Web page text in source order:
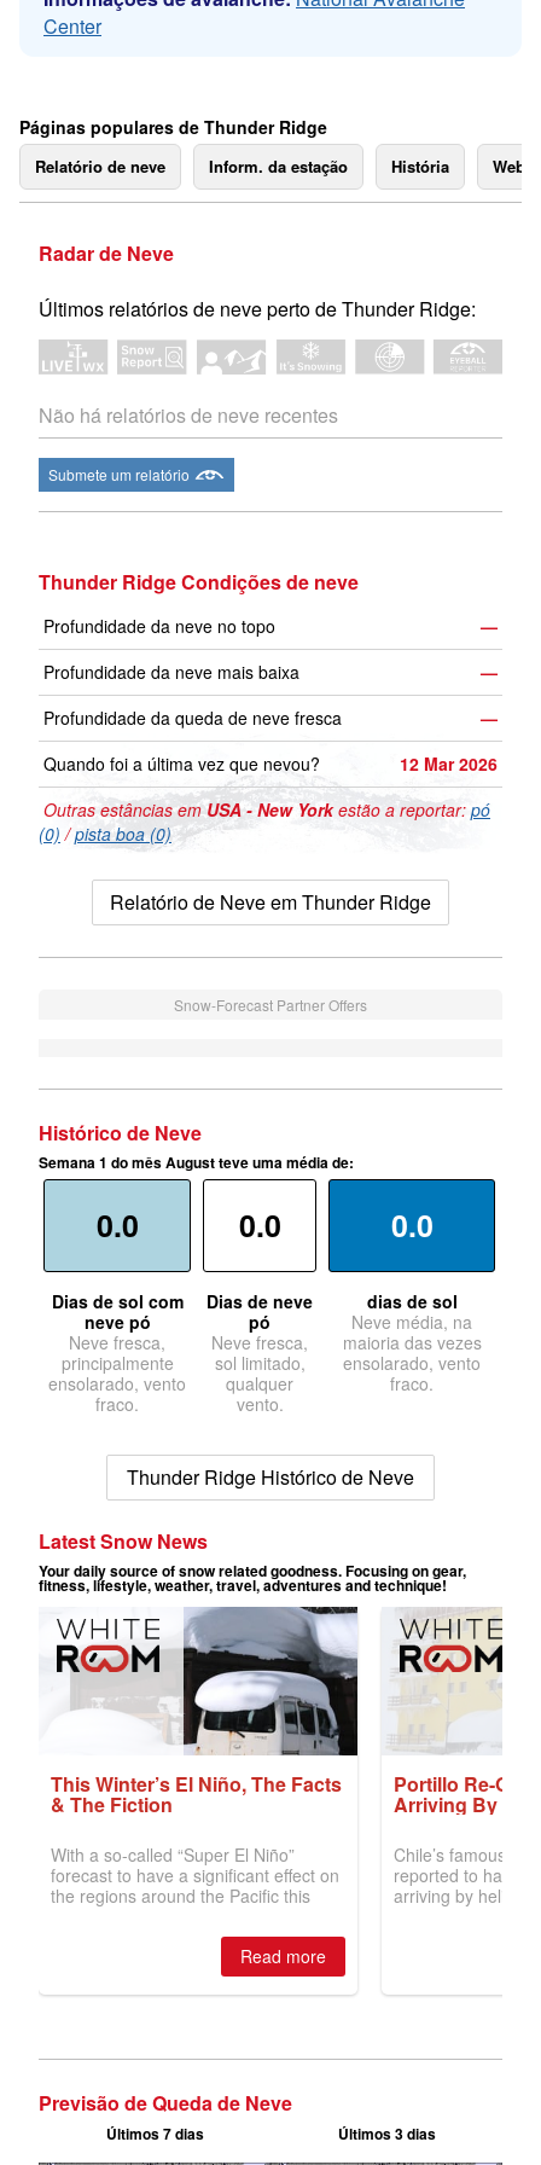
Center
Páginas populares de Thunder Ridge
Relatório de neve Inform. da estação História
Radar de Neve
Últimos relatórios de neve perto de Thunder Ridge:
Não há relatórios de neve recentes
Submete um relatório
Thunder Ridge Condições de neve
Profundidade da neve no topo
—
Profundidade da neve mais baixa
—
Profundidade da queda de neve fresca
—
Quando foi a última vez que nevou?
12 Mar 2026
Outras estâncias emUSA - New Yorkestão a reportar: pó
(0) /pista boa (0)
Relatório de Neve em Thunder Ridge
Snow-Forecast Partner Offers
Histórico de Neve
Semana 1 do mês August teve uma média de:
0.0
Dias de sol com
neve pó
Neve fresca,
principalmente
ensolarado, vento
fraco.
0.0
Dias de neve
pó
Neve fresca,
sol limitado,
qualquer
vento.
0.0
dias de sol
Neve média, na
maioria das vezes
ensolarado, vento
fraco.
Thunder Ridge Histórico de Neve
Previsão de Queda de Neve
Últimos 7 dias Últimos 3 dias